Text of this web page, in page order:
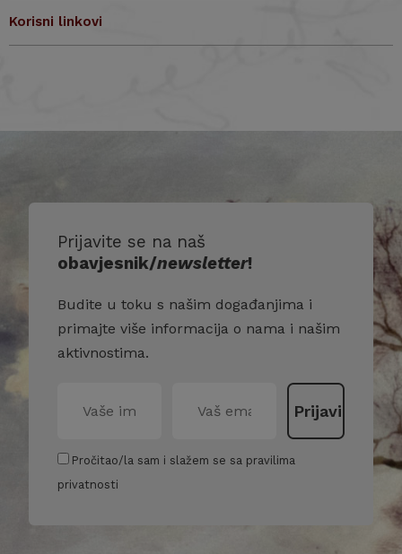
Korisni linkovi
Prijavite se na naš
obavjesnik/newsletter!
Budite u toku s našim događanjima i
primajte više informacija o nama i našim
aktivnostima.
Pročitao/la sam i slažem se sa pravilima
privatnosti